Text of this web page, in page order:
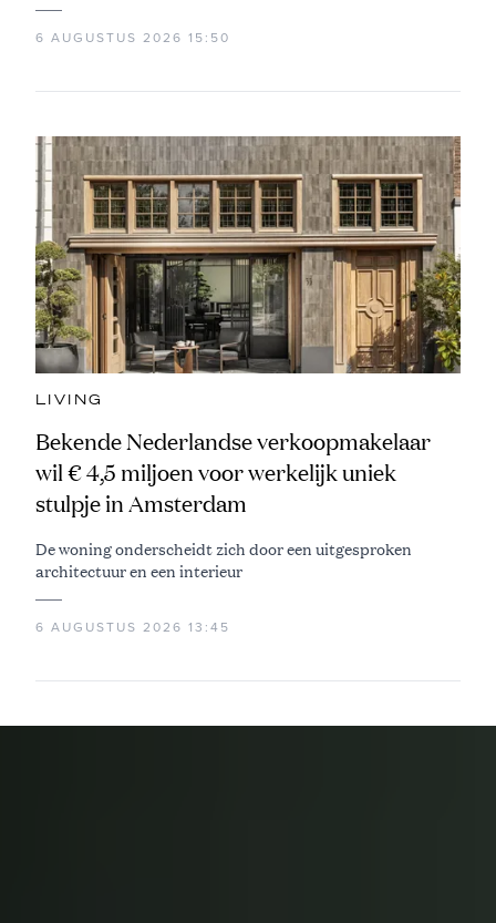
6 AUGUSTUS 2026 15:50
LIVING
Bekende Nederlandse verkoopmakelaar
wil € 4,5 miljoen voor werkelijk uniek
stulpje in Amsterdam
De woning onderscheidt zich door een uitgesproken
architectuur en een interieur
6 AUGUSTUS 2026 13:45